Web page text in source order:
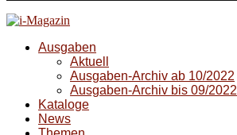
Ausgaben
Aktuell
Ausgaben-Archiv ab 10/2022
Ausgaben-Archiv bis 09/2022
Kataloge
News